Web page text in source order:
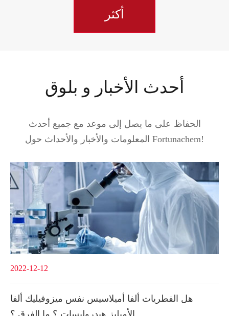
أكثر
أحدث الأخبار و بلوق
الحفاظ على ما يصل إلى موعد مع جميع أحدث
المعلومات والأخبار والأحداث حول Fortunachem!
2022-12-12
هل الفطريات ألفا أميلاسيس نفس ميزوفيليك ألفا
الأميليز هيدروليسات ؟ ما الفرق ؟